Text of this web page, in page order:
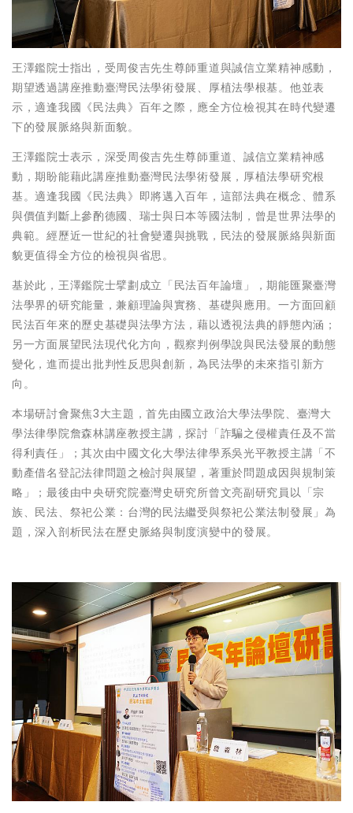
王澤鑑院士指出，受周俊吉先生尊師重道與誠信立業精神感動，
期望透過講座推動臺灣民法學術發展、厚植法學根基。他並表
示，適逢我國《民法典》百年之際，應全方位檢視其在時代變遷
下的發展脈絡與新面貌。
王澤鑑院士表示，深受周俊吉先生尊師重道、誠信立業精神感
動，期盼能藉此講座推動臺灣民法學術發展，厚植法學研究根
基。適逢我國《民法典》即將邁入百年，這部法典在概念、體系
與價值判斷上參酌德國、瑞士與日本等國法制，曾是世界法學的
典範。經歷近一世紀的社會變遷與挑戰，民法的發展脈絡與新面
貌更值得全方位的檢視與省思。
基於此，王澤鑑院士擘劃成立「民法百年論壇」，期能匯聚臺灣
法學界的研究能量，兼顧理論與實務、基礎與應用。一方面回顧
民法百年來的歷史基礎與法學方法，藉以透視法典的靜態內涵；
另一方面展望民法現代化方向，觀察判例學說與民法發展的動態
變化，進而提出批判性反思與創新，為民法學的未來指引新方
向。
本場研討會聚焦3大主題，首先由國立政治大學法學院、臺灣大
學法律學院詹森林講座教授主講，探討「詐騙之侵權責任及不當
得利責任」；其次由中國文化大學法律學系吳光平教授主講「不
動產借名登記法律問題之檢討與展望，著重於問題成因與規制策
略」；最後由中央研究院臺灣史研究所曾文亮副研究員以「宗
族、民法、祭祀公業：台灣的民法繼受與祭祀公業法制發展」為
題，深入剖析民法在歷史脈絡與制度演變中的發展。